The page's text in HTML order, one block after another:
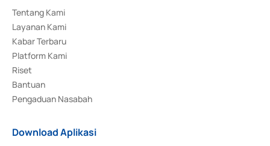
Tentang Kami
Layanan Kami
Kabar Terbaru
Platform Kami
Riset
Bantuan
Pengaduan Nasabah
Download Aplikasi